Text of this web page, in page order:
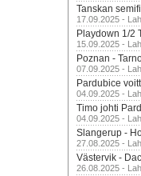
Tanskan
17.09.2025 -
Playdown 1/2
15.09.2025 -
Poznan -
07.09.2025 -
Pardubice
04.09.2025 -
Timo johti
04.09.2025 -
Slangerup -
27.08.2025 -
Västervik -
26.08.2025 -